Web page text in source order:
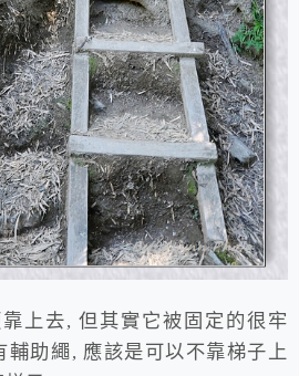
上去, 但其實它被固定的很牢
助繩, 應該是可以不靠梯子上